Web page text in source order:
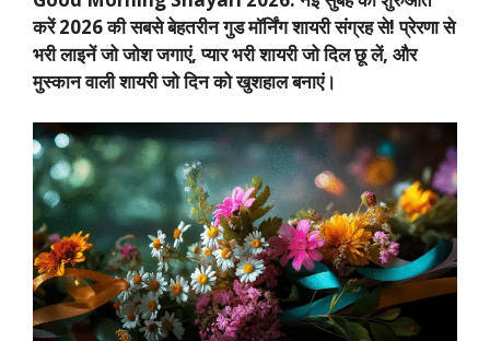
करें 2026 की सबसे बेहतरीन गुड मॉर्निंग शायरी संग्रह से! प्रेरणा से
भरी लाइनें जो जोश जगाएं, प्यार भरी शायरी जो दिल छू लें, और
मुस्कान वाली शायरी जो दिन को खुशहाल बनाएं।